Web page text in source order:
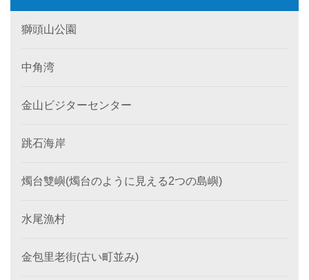
獅頭山公園
中角湾
金山ビジターセンター
跳石海岸
燭台雙嶼(燭台のように見える2つの島嶼)
水尾漁村
金包里老街(古い町並み)